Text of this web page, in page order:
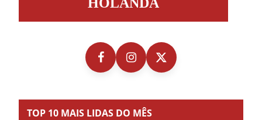
TOP 10 MAIS LIDAS DO MÊS